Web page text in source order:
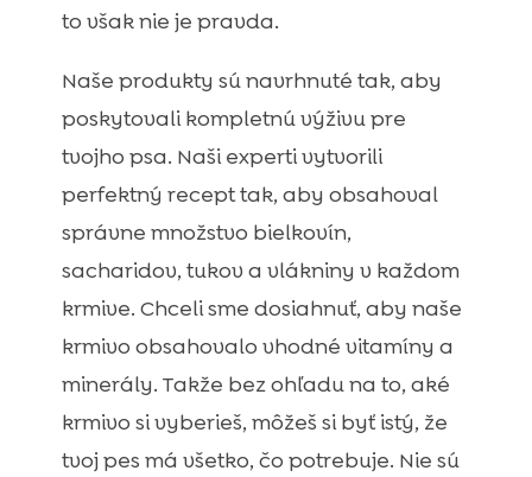
to však nie je pravda.
Naše produkty sú navrhnuté tak, aby
poskytovali kompletnú výživu pre
tvojho psa. Naši experti vytvorili
perfektný recept tak, aby obsahoval
správne množstvo bielkovín,
sacharidov, tukov a vlákniny v každom
krmive. Chceli sme dosiahnuť, aby naše
krmivo obsahovalo vhodné vitamíny a
minerály. Takže bez ohľadu na to, aké
krmivo si vyberieš, môžeš si byť istý, že
tvoj pes má všetko, čo potrebuje. Nie sú